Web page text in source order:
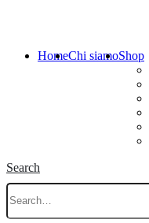
HomeChi siamoShop
Search